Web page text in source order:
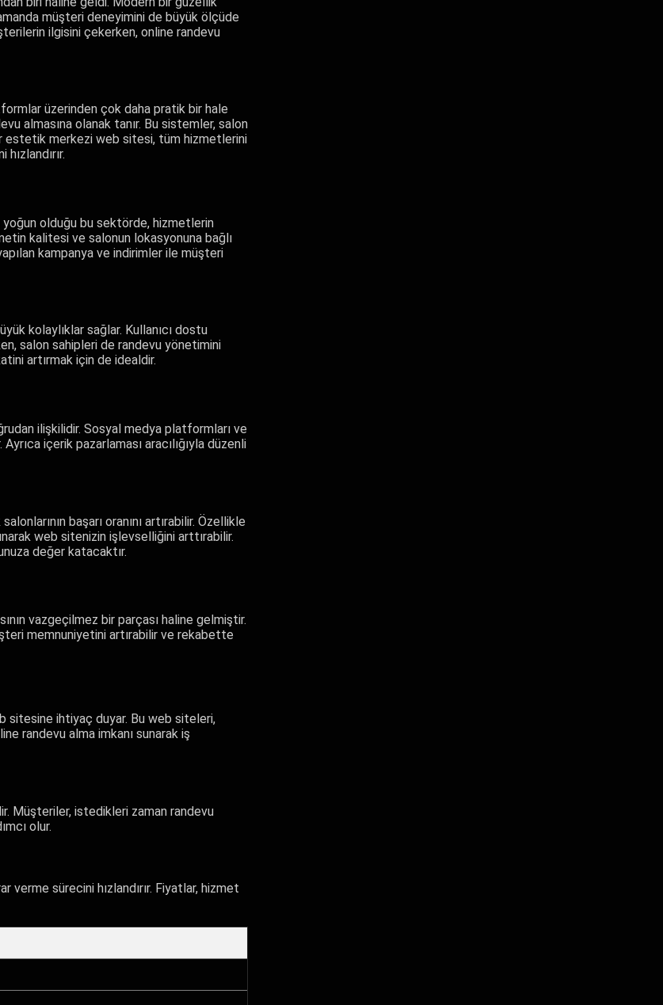
müşteri deneyimini de büyük ölçüde
ilgisini çekerken, online randevu
üzerinden çok daha pratik bir hale
almasına olanak tanır. Bu sistemler, salon
estetik merkezi web sitesi, tüm hizmetlerini
yoğun olduğu bu sektörde, hizmetlerin
kalitesi ve salonun lokasyonuna bağlı
kampanya ve indirimler ile müşteri
kolaylıklar sağlar. Kullanıcı dostu
salon sahipleri de randevu yönetimini
artırmak için de idealdir.
ilişkilidir. Sosyal medya platformları ve
içerik pazarlaması aracılığıyla düzenli
başarı oranını artırabilir. Özellikle
web sitenizin işlevselliğini arttırabilir.
değer katacaktır.
vazgeçilmez bir parçası haline gelmiştir.
memnuniyetini artırabilir ve rekabette
sitesine ihtiyaç duyar. Bu web siteleri,
randevu alma imkanı sunarak iş
Müşteriler, istedikleri zaman randevu
olur.
sürecini hızlandırır. Fiyatlar, hizmet